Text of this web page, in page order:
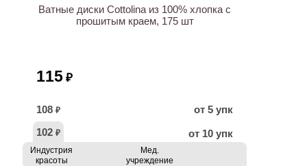
Ватные диски Cottolina из 100% хлопка с
прошитым краем, 175 шт
115 ₽
108 ₽
от 5 упк
102 ₽ от 10 упк
Индустрия
красоты
Мед.
учреждение